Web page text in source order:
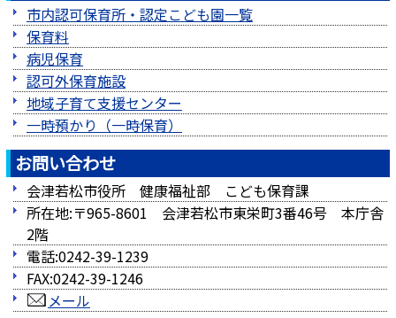
市内認可保育所・認定こども園一覧
保育料
病児保育
認可外保育施設
地域子育て支援センター
一時預かり（一時保育）
お問い合わせ
会津若松市役所 健康福祉部 こども保育課
所在地:〒965-8601 会津若松市東栄町3番46号 本庁舎
2階
電話:0242-39-1239
FAX:0242-39-1246
メール